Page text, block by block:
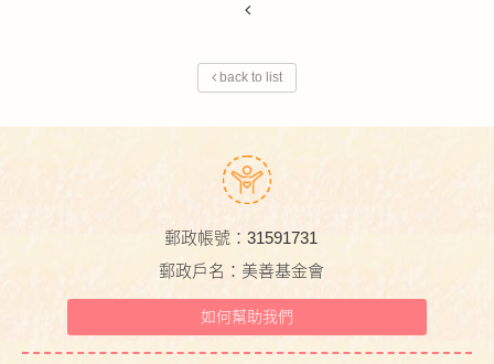
back to list
郵政帳號：31591731
郵政戶名：美善基金會
如何幫助我們